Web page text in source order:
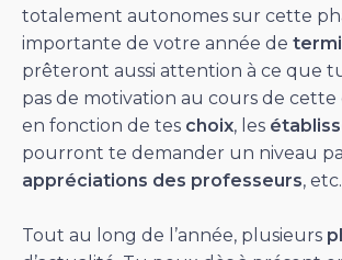
totalement autonomes sur cette
importante de votre année de
prêteront aussi attention à ce que
pas de motivation au cours de cette
en fonction de tes choix, les
pourront te demander un niveau
appréciations des professeurs, etc.
Tout au long de l’année, plusieurs